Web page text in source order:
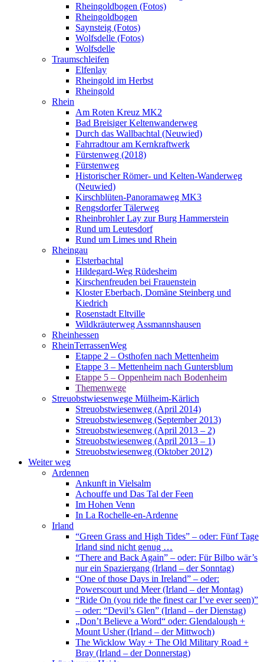
Rheingoldbogen (Fotos)
Rheingoldbogen
Saynsteig (Fotos)
Wolfsdelle (Fotos)
Wolfsdelle
Traumschleifen
Elfenlay
Rheingold im Herbst
Rheingold
Rhein
Am Roten Kreuz MK2
Bad Breisiger Keltenwanderweg
Durch das Wallbachtal (Neuwied)
Fahrradtour am Kernkraftwerk
Fürstenweg (2018)
Fürstenweg
Historischer Römer- und Kelten-Wanderweg
(Neuwied)
Kirschblüten-Panoramaweg MK3
Rengsdorfer Tälerweg
Rheinbrohler Lay zur Burg Hammerstein
Rund um Leutesdorf
Rund um Limes und Rhein
Rheingau
Elsterbachtal
Hildegard-Weg Rüdesheim
Kirschenfreuden bei Frauenstein
Kloster Eberbach, Domäne Steinberg und
Kiedrich
Rosenstadt Eltville
Wildkräuterweg Assmannshausen
Rheinhessen
RheinTerrassenWeg
Etappe 2 – Osthofen nach Mettenheim
Etappe 3 – Mettenheim nach Guntersblum
Etappe 5 – Oppenheim nach Bodenheim
Themenwege
Streuobstwiesenwege Mülheim-Kärlich
Streuobstwiesenweg (April 2014)
Streuobstwiesenweg (September 2013)
Streuobstwiesenweg (April 2013 – 2)
Streuobstwiesenweg (April 2013 – 1)
Streuobstwiesenweg (Oktober 2012)
Weiter weg
Ardennen
Ankunft in Vielsalm
Achouffe und Das Tal der Feen
Im Hohen Venn
In La Rochelle-en-Ardenne
Irland
“Green Grass and High Tides” – oder: Fünf Tage
Irland sind nicht genug …
“There and Back Again” – oder: Für Bilbo wär’s
nur ein Spaziergang (Irland – der Sonntag)
“One of those Days in Ireland” – oder:
Powerscourt und Meer (Irland – der Montag)
“Ride On (you ride the finest car I’ve ever seen)”
– oder: “Devil’s Glen” (Irland – der Dienstag)
„Don’t Believe a Word“ oder: Glendalough +
Mount Usher (Irland – der Mittwoch)
The Wicklow Way + The Old Military Road +
Bray (Irland – der Donnerstag)